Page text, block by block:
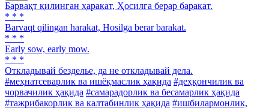
Барвақт қилинган ҳаракат, Ҳосилга берар баракат.
* * *
Barvaqt qilingan harakat, Hosilga berar barakat.
* * *
Early sow, early mow.
* * *
Откладывай безделье, да не откладывай дела.
#меҳнатсеварлик ва ишёқмаслик ҳақида #деҳқончилик ва
чорвачилик ҳақида #самарадорлик ва бесамарлик ҳақида
#тажрибакорлик ва калтабинлик ҳақида #ишбилармонлик,